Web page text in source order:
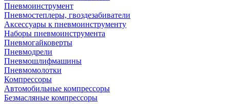
Пневмоинструмент
Пневмостеплеры, гвоздезабиватели
Аксессуары к пневмоинструменту
Наборы пневмоинструмента
Пневмогайковерты
Пневмодрели
Пневмошлифмашины
Пневмомолотки
Компрессоры
Автомобильные компрессоры
Безмасляные компрессоры